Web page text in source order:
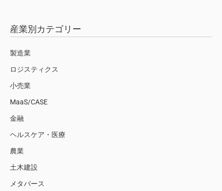
産業別カテゴリー
製造業
ロジスティクス
小売業
MaaS/CASE
金融
ヘルスケア・医療
農業
土木建設
メタバース